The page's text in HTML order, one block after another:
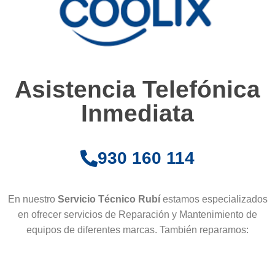
Asistencia Telefónica
Inmediata
930 160 114
En nuestro Servicio Técnico Rubí estamos especializados
en ofrecer servicios de Reparación y Mantenimiento de
equipos de diferentes marcas. También reparamos: